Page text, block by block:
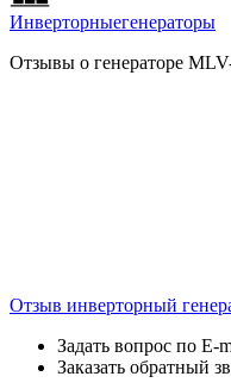
Инверторныегенераторы
Отзывы о генераторе
Отзыв инверторный
Задать вопрос по E-
Заказать обратный